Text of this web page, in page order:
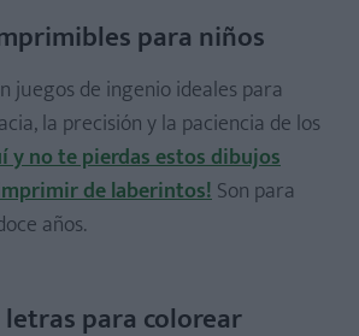
para niños
juegos de ingenio ideales para
la precisión y la paciencia de los
y no te pierdas estos dibujos
de laberintos!Son para
años.
para colorear